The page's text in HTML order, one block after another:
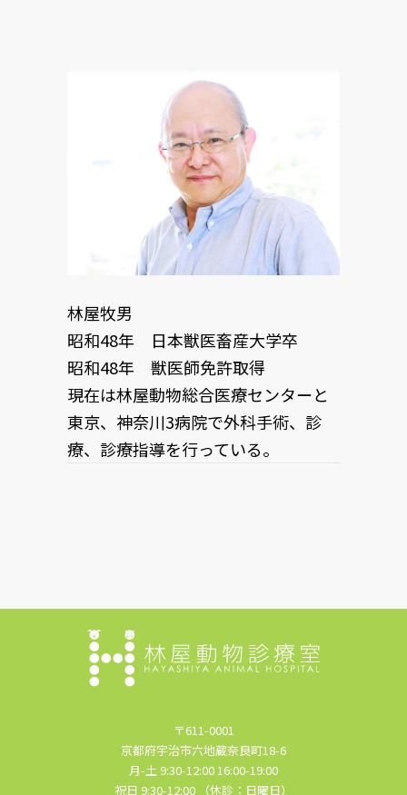
林屋牧男
昭和48年 日本獣医畜産大学卒
昭和48年 獣医師免許取得
現在は林屋動物総合医療センターと
東京、神奈川3病院で外科手術、診
療、診療指導を行っている。
〒611-0001
京都府宇治市六地蔵奈良町18-6
月-土 9:30-12:00 16:00-19:00
祝日 9:30-12:00 （休診：日曜日）